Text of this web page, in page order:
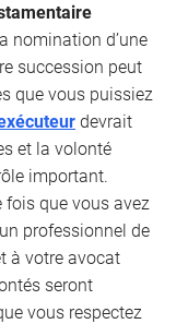
nomination d’une
succession peut
que vous puissiez
devrait
et la volonté
important.
fois que vous avez
professionnel de
à votre avocat
seront
vous respectez